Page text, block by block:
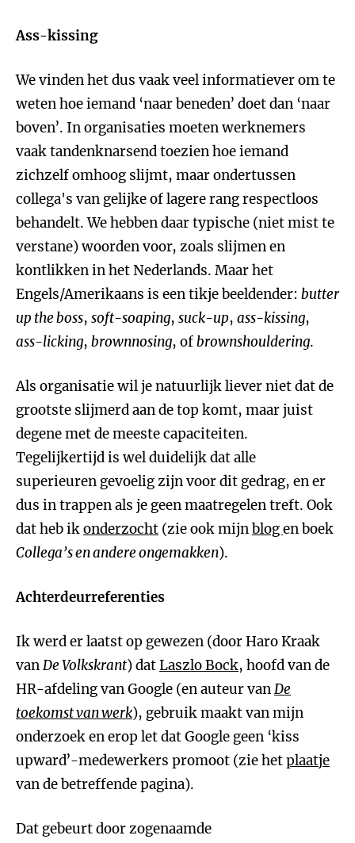
Ass-kissing
We vinden het dus vaak veel informatiever om te
weten hoe iemand ‘naar beneden’ doet dan ‘naar
boven’. In organisaties moeten werknemers
vaak tandenknarsend toezien hoe iemand
zichzelf omhoog slijmt, maar ondertussen
collega's van gelijke of lagere rang respectloos
behandelt. We hebben daar typische (niet mist te
verstane) woorden voor, zoals slijmen en
kontlikken in het Nederlands. Maar het
Engels/Amerikaans is een tikje beeldender: butter
up the boss, soft-soaping, suck-up, ass-kissing,
ass-licking, brownnosing, ofbrownshouldering.
Als organisatie wil je natuurlijk liever niet dat de
grootste slijmerd aan de top komt, maar juist
degene met de meeste capaciteiten.
Tegelijkertijd is wel duidelijk dat alle
superieuren gevoelig zijn voor dit gedrag, en er
dus in trappen als je geen maatregelen treft. Ook
dat heb ikonderzocht (zie ook mijnblogen boek
Collega’s en andere ongemakken).
Achterdeurreferenties
Ik werd er laatst op gewezen (door Haro Kraak
vanDe Volkskrant) datLaszlo Bock, hoofd van de
HR-afdeling van Google (en auteur vanDe
toekomst van werk), gebruik maakt van mijn
onderzoek en erop let dat Google geen ‘kiss
upward’-medewerkers promoot (zie hetplaatje
van de betreffende pagina).
Dat gebeurt door zogenaamde